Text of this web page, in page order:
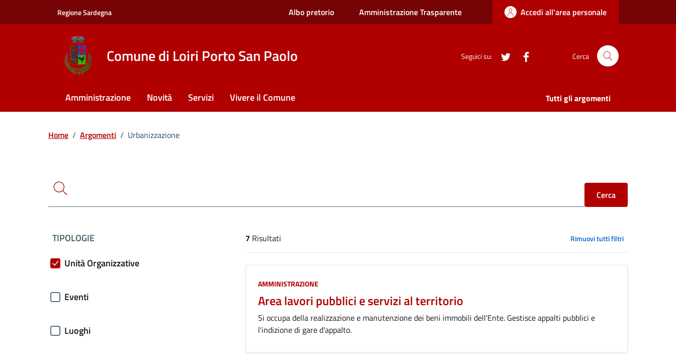
Regione Sardegna Albo pretorio Amministrazione Trasparente Accedi all'area personale
Comune di Loiri Porto San Paolo Seguici su: twitter Cerca
Amministrazione Novità Servizi Vivere il Comune Tutti gli argomenti
Ricerca
Home / Argomenti / Urbanizzazione
Cerca
filtri da applicare
TIPOLOGIE
Unità Organizzative
Eventi
Luoghi
risultati di ricerca
7 Risultati Rimuovi tutti filtri
AMMINISTRAZIONE
Area lavori pubblici e servizi al territorio
Si occupa della realizzazione e manutenzione dei beni immobili dell'Ente. Gestisce appalti pubblici e
l'indizione di gare d'appalto.